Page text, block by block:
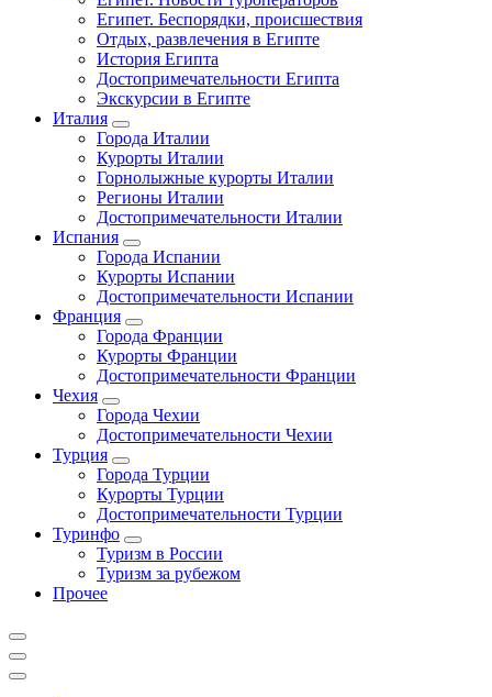
Египет. Беспорядки, происшествия
Отдых, развлечения в Египте
История Египта
Достопримечательности Египта
Экскурсии в Египте
Италия
Города Италии
Курорты Италии
Горнолыжные курорты Италии
Регионы Италии
Достопримечательности Италии
Испания
Города Испании
Курорты Испании
Достопримечательности Испании
Франция
Города Франции
Курорты Франции
Достопримечательности Франции
Чехия
Города Чехии
Достопримечательности Чехии
Турция
Города Турции
Курорты Турции
Достопримечательности Турции
Туринфо
Туризм в России
Туризм за рубежом
Прочее